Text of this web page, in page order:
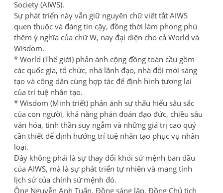
Society (AIWS).
Sự phát triển này vẫn giữ nguyên chữ viết tắt AIWS
quen thuộc và đáng tin cậy, đồng thời làm phong phú
thêm ý nghĩa của chữ W, nay đại diện cho cả World và
Wisdom.
* World (Thế giới) phản ánh cộng đồng toàn cầu gồm
các quốc gia, tổ chức, nhà lãnh đạo, nhà đổi mới sáng
tạo và công dân cùng hợp tác để định hình tương lai
của trí tuệ nhân tạo.
* Wisdom (Minh triết) phản ánh sự thấu hiểu sâu sắc
của con người, khả năng phán đoán đạo đức, chiều sâu
văn hóa, tinh thần suy ngẫm và những giá trị cao quý
cần thiết để định hướng trí tuệ nhân tạo phục vụ nhân
loại.
Đây không phải là sự thay đổi khỏi sứ mệnh ban đầu
của AIWS, mà là sự phát triển tự nhiên và mang tính
lịch sử của chính sứ mệnh đó.
Ông Nguyễn Anh Tuấn, Đồng sáng lập, Đồng Chủ tịch